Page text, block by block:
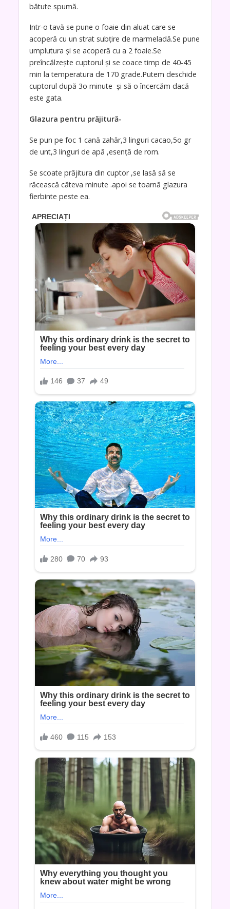
bătute spumă.
Intr-o tavă se pune o foaie din aluat care se
acoperă cu un strat subțire de marmeladă.Se pune
umplutura și se acoperă cu a 2 foaie.Se
preîncălzește cuptorul și se coace timp de 40-45
min la temperatura de 170 grade.Putem deschide
cuptorul după 3o minute și să o încercăm dacă
este gata.
Glazura pentru prăjitură-
Se pun pe foc 1 cană zahăr,3 linguri cacao,5o gr
de unt,3 linguri de apă ,esență de rom.
Se scoate prăjitura din cuptor ,se lasă să se
răcească căteva minute .apoi se toarnă glazura
fierbinte peste ea.